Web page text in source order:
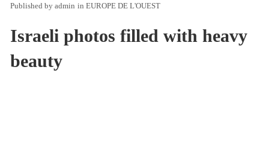
admin in EUROPE DE L'OUEST
Israeli photos filled with heavy
beauty